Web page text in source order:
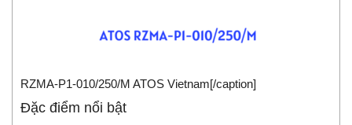
RZMA-P1-010/250/M ATOS Vietnam[/caption]
Đặc điểm nổi bật